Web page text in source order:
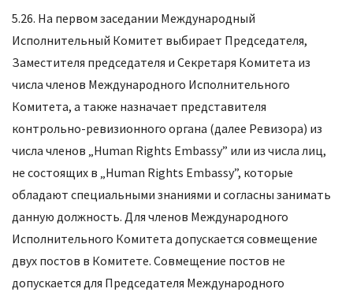
5.26. На первом заседании Международный
Исполнительный Комитет выбирает Председателя,
Заместителя председателя и Секретаря Комитета из
числа членов Международного Исполнительного
Комитета, а также назначает представителя
контрольно-ревизионного органа (далее Ревизора) из
числа членов „Human Rights Embassy” или из числа лиц,
не состоящих в „Human Rights Embassy”, которые
обладают специальными знаниями и согласны занимать
данную должность. Для членов Международного
Исполнительного Комитета допускается совмещение
двух постов в Комитете. Совмещение постов не
допускается для Председателя Международного